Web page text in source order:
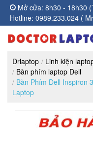
Mở cửa: 8h30 - 18h30
Hotline: 0989.233.024 (
Drlaptop Linh kiện
Bàn phím laptop Dell
Bàn Phím Dell Inspiron
Laptop